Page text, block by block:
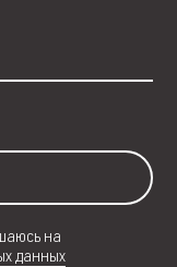
на
данных